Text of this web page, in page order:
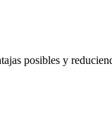
posibles y